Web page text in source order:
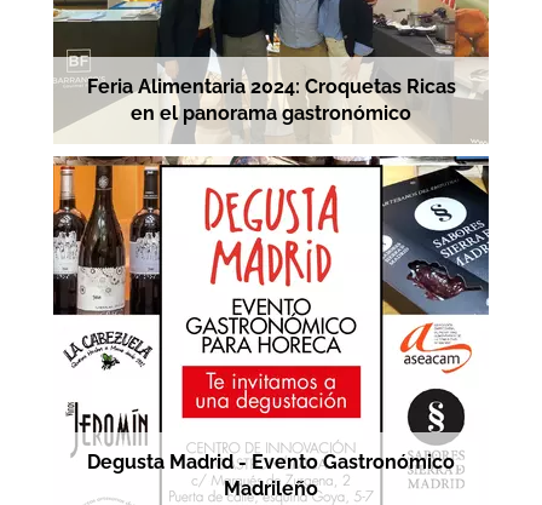
Feria Alimentaria 2024: Croquetas Ricas
en el panorama gastronómico
Degusta Madrid - Evento Gastronómico
Madrileño